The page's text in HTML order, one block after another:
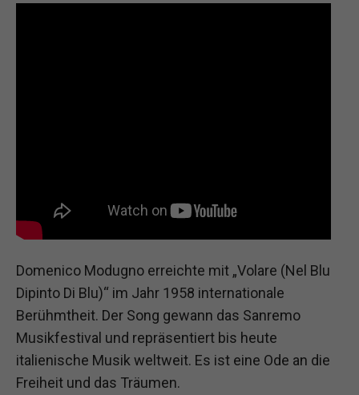
Domenico Modugno erreichte mit „Volare (Nel Blu
Dipinto Di Blu)“ im Jahr 1958 internationale
Berühmtheit. Der Song gewann das Sanremo
Musikfestival und repräsentiert bis heute
italienische Musik weltweit. Es ist eine Ode an die
Freiheit und das Träumen.